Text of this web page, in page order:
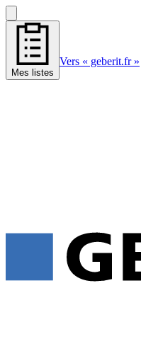
Mes listes
Vers « geberit.fr »